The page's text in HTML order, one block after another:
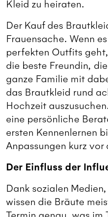
Kleid zu heiraten.
Der Kauf des
Frauensache. Wenn
perfekten Outfits
die beste Freundin,
ganze Familie mit
das Brautkleid rund
Hochzeit
eine persönliche
ersten Kennenlernen
Anpassungen kurz vor
Der Einfluss der
Dank sozialen
wissen die Bräute